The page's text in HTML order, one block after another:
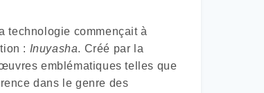
technologie commençait à
: Inuyasha. Créé par la
emblématiques telles que
dans le genre des